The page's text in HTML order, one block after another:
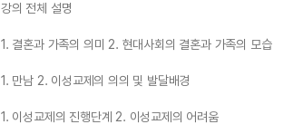
강의 전체 설명
1. 결혼과 가족의 의미 2. 현대사회의 결혼과 가족의 모습
1. 만남 2. 이성교제의 의의 및 발달배경
1. 이성교제의 진행단계 2. 이성교제의 어려움